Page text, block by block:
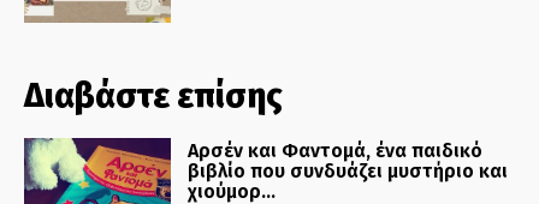
Διαβάστε επίσης
Αρσέν και Φαντομά, ένα παιδικό
βιβλίο που συνδυάζει μυστήριο και
χιούμορ…